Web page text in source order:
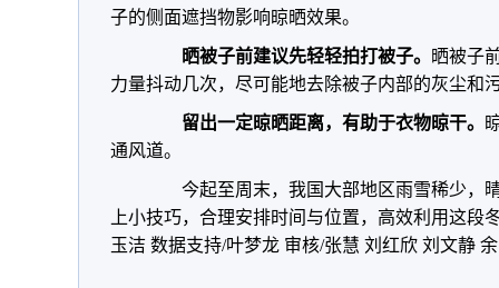
子的侧面遮挡物影响晾晒效果。
晒被子前建议先轻轻拍打被子。
晒被子
力量抖动几次，尽可能地去除被子内部的灰尘和
留出一定晾晒距离，有助于衣物晾干。
通风道。
今起至周末，我国大部地区雨雪稀少，
上小技巧，合理安排时间与位置，高效利用这段
玉洁 数据支持/叶梦龙 审核/张慧 刘红欣 刘文静